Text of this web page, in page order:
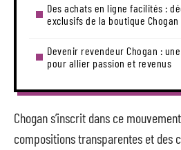
Des achats en ligne facilités :
exclusifs de la boutique Chogan
Devenir revendeur Chogan :
pour allier passion et revenus
Chogan s’inscrit dans ce
compositions transparentes et des